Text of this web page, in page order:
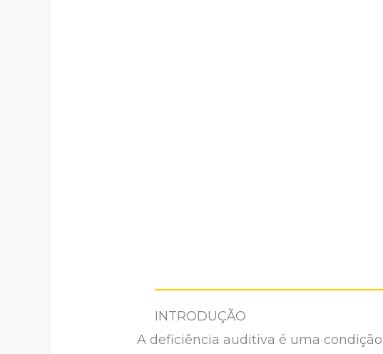
INTRODUÇÃO
A deficiência auditiva é uma